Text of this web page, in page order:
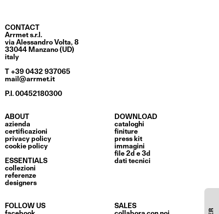
CONTACT
Arrmet s.r.l.
via Alessandro Volta, 8
33044 Manzano (UD)
italy
T +39 0432 937065
mail@arrmet.it
P.I. 00452180300
ABOUT
azienda
certificazioni
privacy policy
cookie policy
ESSENTIALS
collezioni
referenze
designers
DOWNLOAD
cataloghi
finiture
press kit
immagini
file 2d e 3d
dati tecnici
FOLLOW US
SALES